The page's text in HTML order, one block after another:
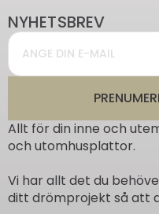
NYHETSBREV
Email
Allt för din inne och
och utomhusplattor.
Vi har allt det du
ditt drömprojekt så att